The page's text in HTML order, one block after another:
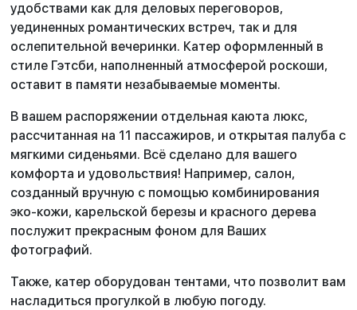
удобствами как для деловых переговоров,
уединенных романтических встреч, так и для
ослепительной вечеринки. Катер оформленный в
стиле Гэтсби, наполненный атмосферой роскоши,
оставит в памяти незабываемые моменты.
В вашем распоряжении отдельная каюта люкс,
рассчитанная на 11 пассажиров, и открытая палуба с
мягкими сиденьями. Всё сделано для вашего
комфорта и удовольствия! Например, салон,
созданный вручную с помощью комбинирования
эко-кожи, карельской березы и красного дерева
послужит прекрасным фоном для Ваших
фотографий.
Также, катер оборудован тентами, что позволит вам
насладиться прогулкой в любую погоду.